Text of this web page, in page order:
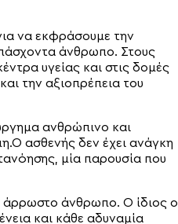
να εκφράσουμε την
άνθρωπο. Στους
υγείας και στις δομές
την αξιοπρέπεια του
ανθρώπινο και
ασθενής δεν έχει ανάγκη
μία παρουσία που
άρρωστο άνθρωπο. Ο ίδιος ο
και κάθε αδυναμία